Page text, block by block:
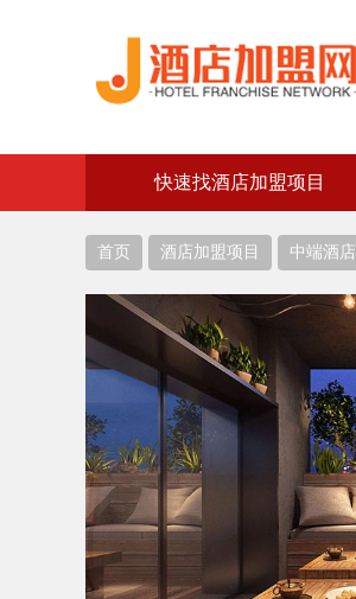
快速找酒店加盟项目
首页 酒店加盟项目 中端酒店